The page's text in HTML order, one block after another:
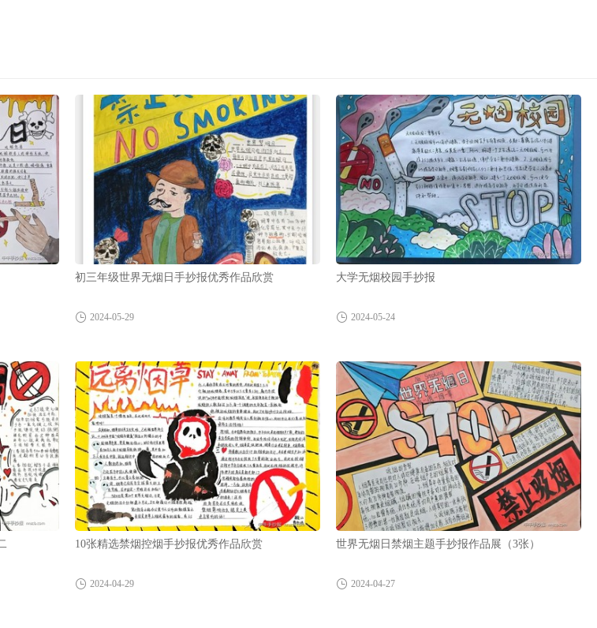
初三年级世界无烟日手抄报优秀作品欣赏
2024-05-29
大学无烟校园手抄报
2024-05-24
10张精选禁烟控烟手抄报优秀作品欣赏
2024-04-29
世界无烟日禁烟主题手抄报作品展（3张）
2024-04-27